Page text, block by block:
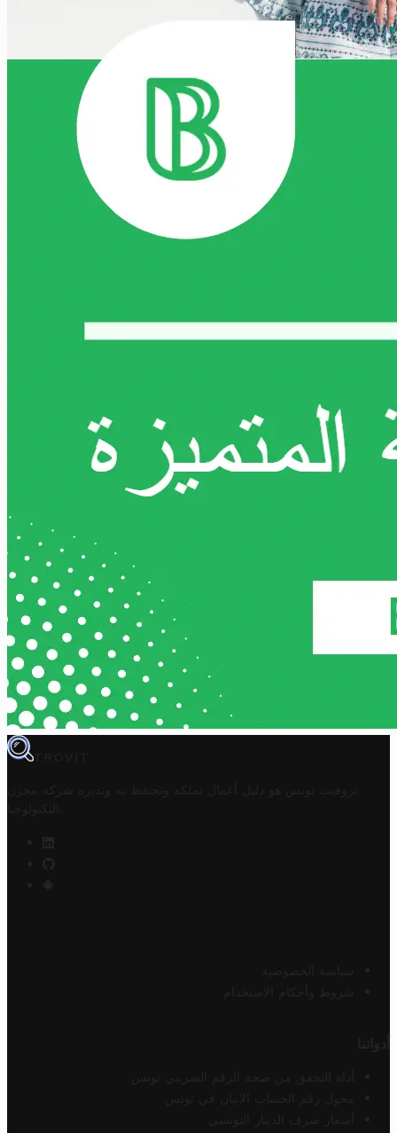
TROVIT
تروفيت تونس هو دليل أعمال تملكه وتحتفظ به وتديره
شركة مخزن
التكنولوجيا
سياسة الخصوصية
شروط وأحكام الاستخدام
أدواتنا
أداة التحقق من صحة الرقم الضريبي تونس
محول رقم الحساب الآيبان في تونس
أسعار صرف الدينار التونسي